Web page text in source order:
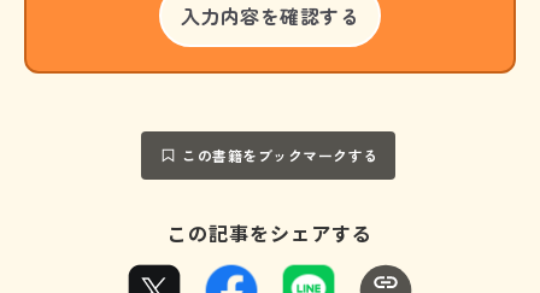
この書籍をブックマークする
この記事をシェアする